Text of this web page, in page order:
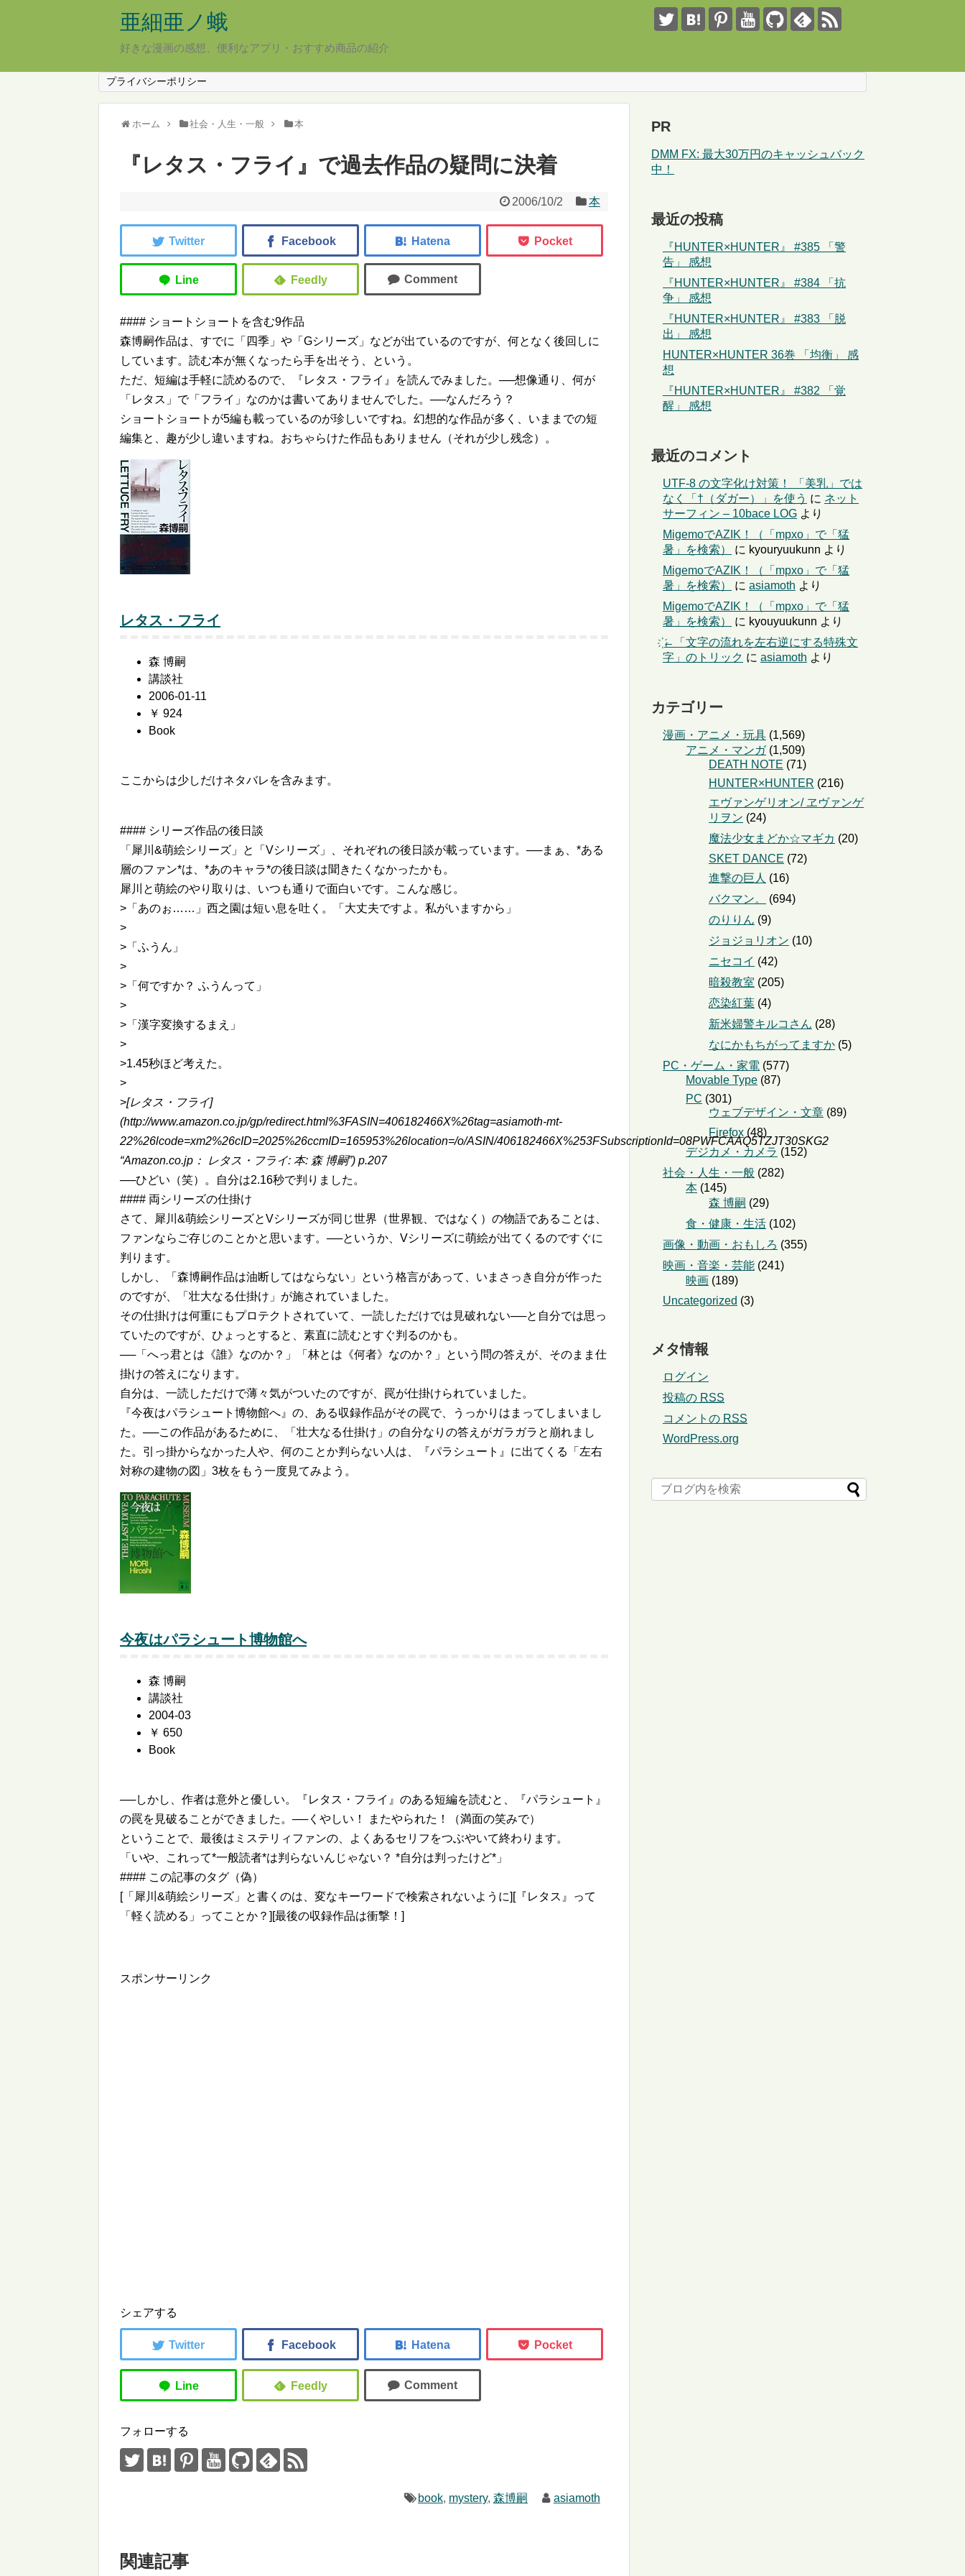
亜細亜ノ蛾
好きな漫画の感想、便利なアプリ・おすすめ商品の紹介
プライバシーポリシー
ホーム 社会・人生・一般 本
『レタス・フライ』で過去作品の疑問に決着
2006/10/2 本
#### ショートショートを含む9作品
森博嗣作品は、すでに「四季」や「Gシリーズ」などが出ているのですが、何となく後回しに
しています。読む本が無くなったら手を出そう、という。
ただ、短編は手軽に読めるので、『レタス・フライ』を読んでみました。──想像通り、何が
「レタス」で「フライ」なのかは書いてありませんでした。──なんだろう？
ショートショートが5編も載っているのが珍しいですね。幻想的な作品が多く、いままでの短
編集と、趣が少し違いますね。おちゃらけた作品もありません（それが少し残念）。
レタス・フライ
森 博嗣
講談社
2006-01-11
￥ 924
Book
ここからは少しだけネタバレを含みます。
#### シリーズ作品の後日談
「犀川&萌絵シリーズ」と「Vシリーズ」、それぞれの後日談が載っています。──まぁ、*ある
層のファン*は、*あのキャラ*の後日談は聞きたくなかったかも。
犀川と萌絵のやり取りは、いつも通りで面白いです。こんな感じ。
>「あのぉ……」西之園は短い息を吐く。「大丈夫ですよ。私がいますから」
>
>「ふうん」
>
>「何ですか？ ふうんって」
>
>「漢字変換するまえ」
>
>1.45秒ほど考えた。
>
>[レタス・フライ]
(http://www.amazon.co.jp/gp/redirect.html%3FASIN=406182466X%26tag=asiamoth-mt-
22%26lcode=xm2%26cID=2025%26ccmID=165953%26location=/o/ASIN/406182466X%253FSubscriptionId=08PWFCAAQ5TZJT30SKG2
“Amazon.co.jp： レタス・フライ: 本: 森 博嗣”) p.207
──ひどい（笑）。自分は2.16秒で判りました。
#### 両シリーズの仕掛け
さて、犀川&萌絵シリーズとVシリーズが同じ世界（世界観、ではなく）の物語であることは、
ファンならご存じのことかと思います。──というか、Vシリーズに萌絵が出てくるのですぐに
判ります。
しかし、「森博嗣作品は油断してはならない」という格言があって、いまさっき自分が作った
のですが、「壮大なる仕掛け」が施されていました。
その仕掛けは何重にもプロテクトされていて、一読しただけでは見破れない──と自分では思っ
ていたのですが、ひょっとすると、素直に読むとすぐ判るのかも。
──「へっ君とは《誰》なのか？」「林とは《何者》なのか？」という問の答えが、そのまま仕
掛けの答えになります。
自分は、一読しただけで薄々気がついたのですが、罠が仕掛けられていました。
『今夜はパラシュート博物館へ』の、ある収録作品がその罠で、うっかりはまってしまいまし
た。──この作品があるために、「壮大なる仕掛け」の自分なりの答えがガラガラと崩れまし
た。引っ掛からなかった人や、何のことか判らない人は、『パラシュート』に出てくる「左右
対称の建物の図」3枚をもう一度見てみよう。
今夜はパラシュート博物館へ
森 博嗣
講談社
2004-03
￥ 650
Book
──しかし、作者は意外と優しい。『レタス・フライ』のある短編を読むと、『パラシュート』
の罠を見破ることができました。──くやしい！ またやられた！（満面の笑みで）
ということで、最後はミステリィファンの、よくあるセリフをつぶやいて終わります。
「いや、これって*一般読者*は判らないんじゃない？ *自分は判ったけど*」
#### この記事のタグ（偽）
[「犀川&萌絵シリーズ」と書くのは、変なキーワードで検索されないように][『レタス』って
「軽く読める」ってことか？][最後の収録作品は衝撃！]
スポンサーリンク
シェアする
フォローする
book, mystery,森博嗣 asiamoth
関連記事
PR
DMM FX: 最大30万円のキャッシュバック
中！
最近の投稿
『HUNTER×HUNTER』 #385 「警
告」 感想
『HUNTER×HUNTER』 #384 「抗
争」 感想
『HUNTER×HUNTER』 #383 「脱
出」 感想
HUNTER×HUNTER 36巻 「均衡」 感
想
『HUNTER×HUNTER』 #382 「覚
醒」 感想
最近のコメント
UTF-8 の文字化け対策！ 「美乳」では
なく「†（ダガー）」を使う に ネット
サーフィン – 10bace LOG より
MigemoでAZIK！（「mpxo」で「猛
暑」を検索）
に kyouryuukunn より
MigemoでAZIK！（「mpxo」で「猛
暑」を検索）
に asiamoth より
MigemoでAZIK！（「mpxo」で「猛
暑」を検索）
に kyouyuukunn より
҉←「文字の流れを左右逆にする特殊文
字」のトリック に asiamoth より
カテゴリー
漫画・アニメ・玩具 (1,569)
アニメ・マンガ(1,509)
DEATH NOTE (71)
HUNTER×HUNTER (216)
エヴァンゲリオン/ ヱヴァンゲ
リヲン (24)
魔法少女まどか☆マギカ (20)
SKET DANCE (72)
進撃の巨人 (16)
バクマン。
(694)
のりりん (9)
ジョジョリオン (10)
ニセコイ (42)
暗殺教室 (205)
恋染紅葉 (4)
新米婦警キルコさん (28)
なにかもちがってますか (5)
PC・ゲーム・家電 (577)
Movable Type (87)
PC (301)
ウェブデザイン・文章 (89)
Firefox (48)
デジカメ・カメラ (152)
社会・人生・一般 (282)
本 (145)
森 博嗣 (29)
食・健康・生活 (102)
画像・動画・おもしろ (355)
映画・音楽・芸能 (241)
映画 (189)
Uncategorized (3)
メタ情報
ログイン
投稿の RSS
コメントの RSS
WordPress.org